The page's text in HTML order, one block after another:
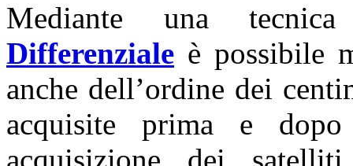
Mediante una
Differenziale è possibile
anche dell’ordine dei
acquisite prima e